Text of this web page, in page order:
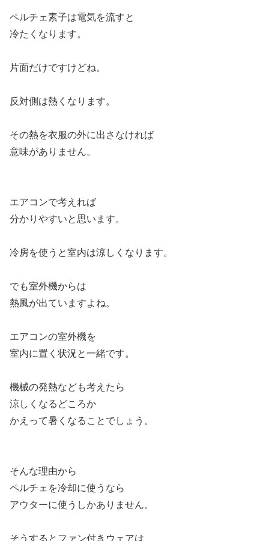
ペルチェ素子は電気を流すと
冷たくなります。
片面だけですけどね。
反対側は熱くなります。
その熱を衣服の外に出さなければ
意味がありません。
エアコンで考えれば
分かりやすいと思います。
冷房を使うと室内は涼しくなります。
でも室外機からは
熱風が出ていますよね。
エアコンの室外機を
室内に置く状況と一緒です。
機械の発熱なども考えたら
涼しくなるどころか
かえって暑くなることでしょう。
そんな理由から
ペルチェを冷却に使うなら
アウターに使うしかありません。
そうするとファン付きウェアは